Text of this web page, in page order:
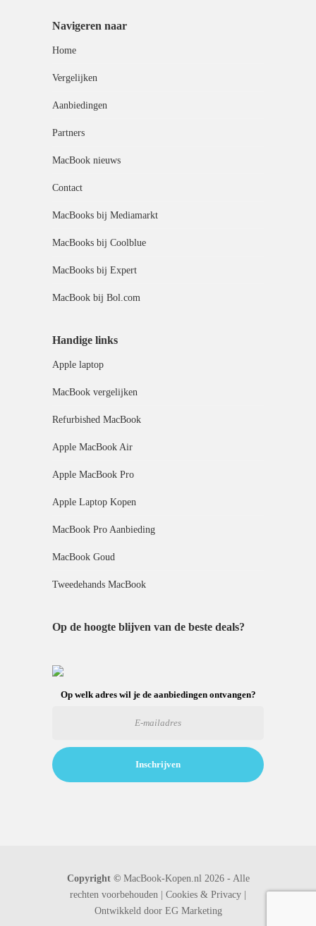
Navigeren naar
Home
Vergelijken
Aanbiedingen
Partners
MacBook nieuws
Contact
MacBooks bij Mediamarkt
MacBooks bij Coolblue
MacBooks bij Expert
MacBook bij Bol.com
Handige links
Apple laptop
MacBook vergelijken
Refurbished MacBook
Apple MacBook Air
Apple MacBook Pro
Apple Laptop Kopen
MacBook Pro Aanbieding
MacBook Goud
Tweedehands MacBook
Op de hoogte blijven van de beste deals?
Op welk adres wil je de aanbiedingen ontvangen?
Copyright ©MacBook-Kopen.nl 2026 - Alle
rechten voorbehouden | Cookies & Privacy |
Ontwikkeld door EG Marketing